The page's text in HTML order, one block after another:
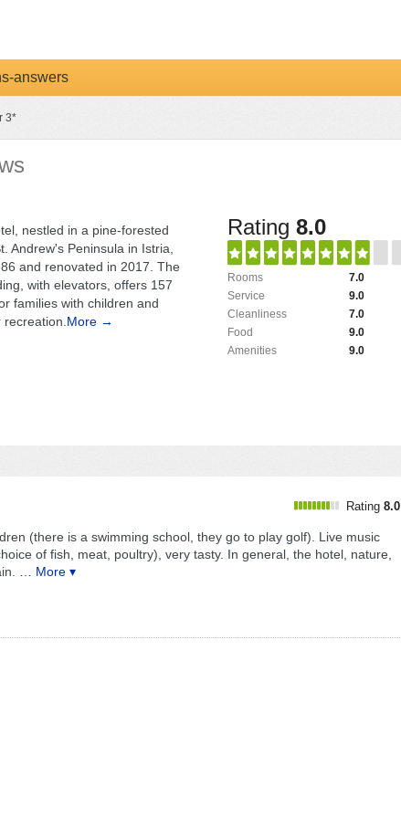
answers
3*
Rating 8.0
7.0
Rooms
9.0
Service
7.0
Cleanliness
9.0
Food
9.0
Amenities
nestled in a pine-forested
Andrew's Peninsula in Istria,
and renovated in 2017. The
with elevators, offers 157
families with children and
More →
Rating 8.0
(there is a swimming school, they go to play golf). Live music
of fish, meat, poultry), very tasty. In general, the hotel, nature,
… More ▾